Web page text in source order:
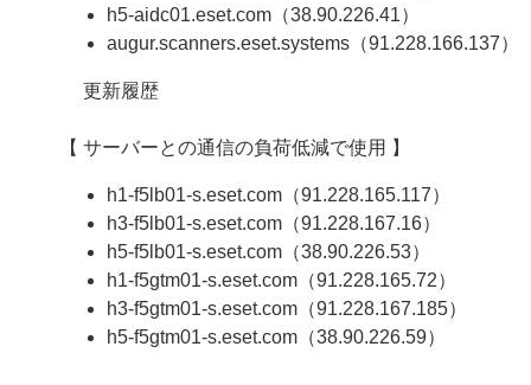
h5-aidc01.eset.com（38.90.226.41）
augur.scanners.eset.systems（91.228.166.137）
更新履歴
【 サーバーとの通信の負荷低減で使用 】
h1-f5lb01-s.eset.com（91.228.165.117）
h3-f5lb01-s.eset.com（91.228.167.16）
h5-f5lb01-s.eset.com（38.90.226.53）
h1-f5gtm01-s.eset.com（91.228.165.72）
h3-f5gtm01-s.eset.com（91.228.167.185）
h5-f5gtm01-s.eset.com（38.90.226.59）